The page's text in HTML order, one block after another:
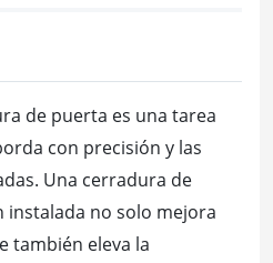
de puerta es una tarea
con precisión y las
Una cerradura de
instalada no solo mejora
también eleva la